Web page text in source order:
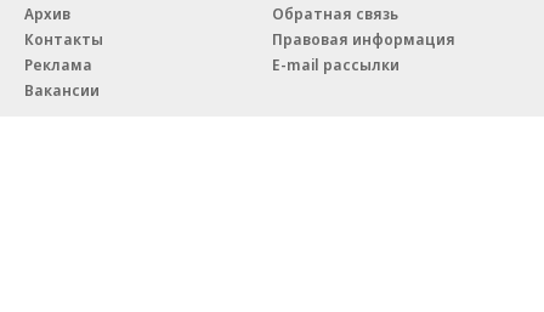
Архив
Контакты
Реклама
Вакансии
Обратная связь
Правовая информация
E-mail рассылки